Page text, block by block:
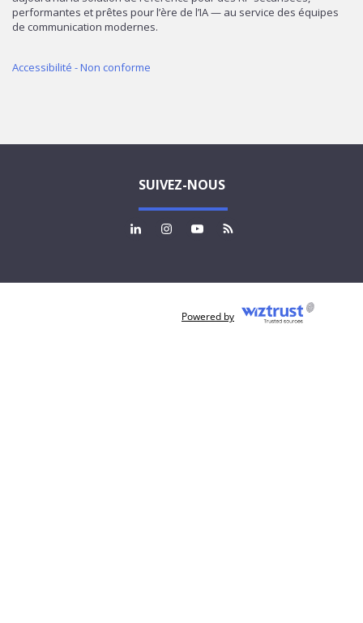
performantes et prêtes pour l’ère de l’IA — au service des équipes
de communication modernes.
Accessibilité - Non conforme
SUIVEZ-NOUS
Powered by